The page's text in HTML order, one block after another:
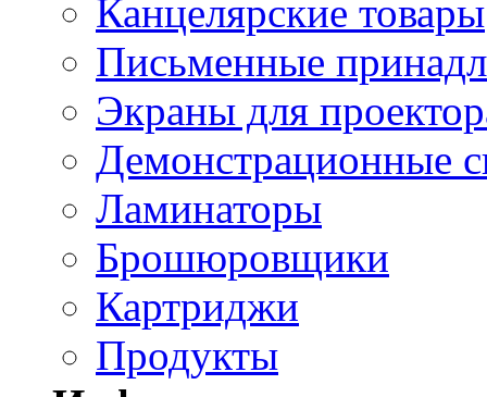
Канцелярские товары
Письменные
Экраны для
Демонстрационные
Ламинаторы
Брошюровщики
Картриджи
Продукты